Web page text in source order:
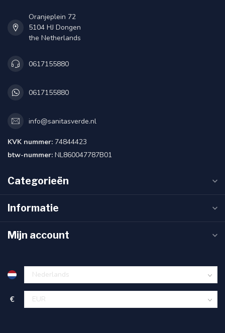
Oranjeplein 72
5104 HJ Dongen
the Netherlands
0617155880
0617155880
info@sanitasverde.nl
KVK nummer: 74844423
btw-nummer: NL860047787B01
Categorieën
Informatie
Mijn account
€